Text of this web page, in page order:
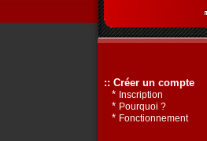
:: Créer un compte
* Inscription
* Pourquoi ?
* Fonctionnement